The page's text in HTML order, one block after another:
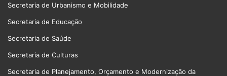
Secretaria de Urbanismo e Mobilidade
Secretaria de Educação
Secretaria de Saúde
Secretaria de Culturas
Secretaria de Planejamento, Orçamento e Modernização da